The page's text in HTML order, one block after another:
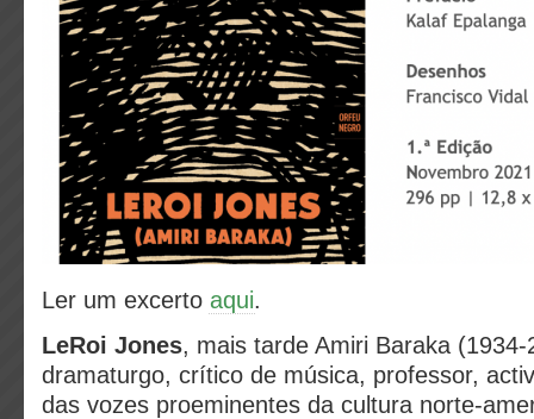
Ler um excerto aqui.
LeRoi Jones, mais tarde Amiri Baraka
dramaturgo, crítico de música, professor,
das vozes proeminentes da cultura norte-